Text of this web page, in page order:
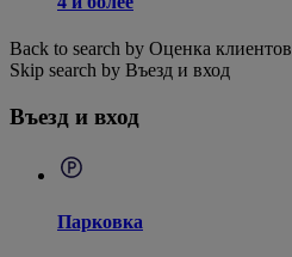
Back to search by Оценка клиентов
Skip search by Въезд и вход
Въезд и вход
Парковка